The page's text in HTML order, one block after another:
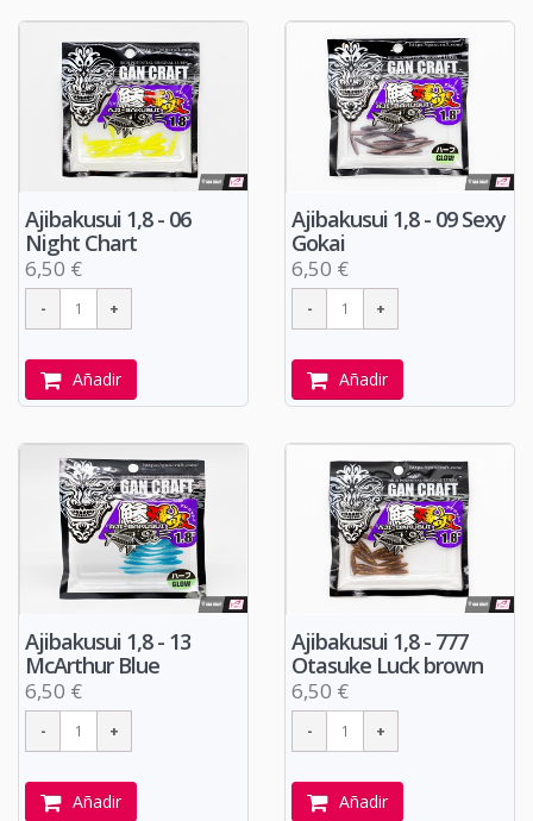
Ajibakusui 1,8 - 06
Night Chart
6,50 €
Añadir
Ajibakusui 1,8 - 09 Sexy
Gokai
6,50 €
Añadir
Ajibakusui 1,8 - 13
McArthur Blue
6,50 €
Añadir
Ajibakusui 1,8 - 777
Otasuke Luck brown
6,50 €
Añadir